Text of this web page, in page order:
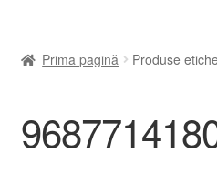
A lua legatura
Contul meu
Prima pagină Produse